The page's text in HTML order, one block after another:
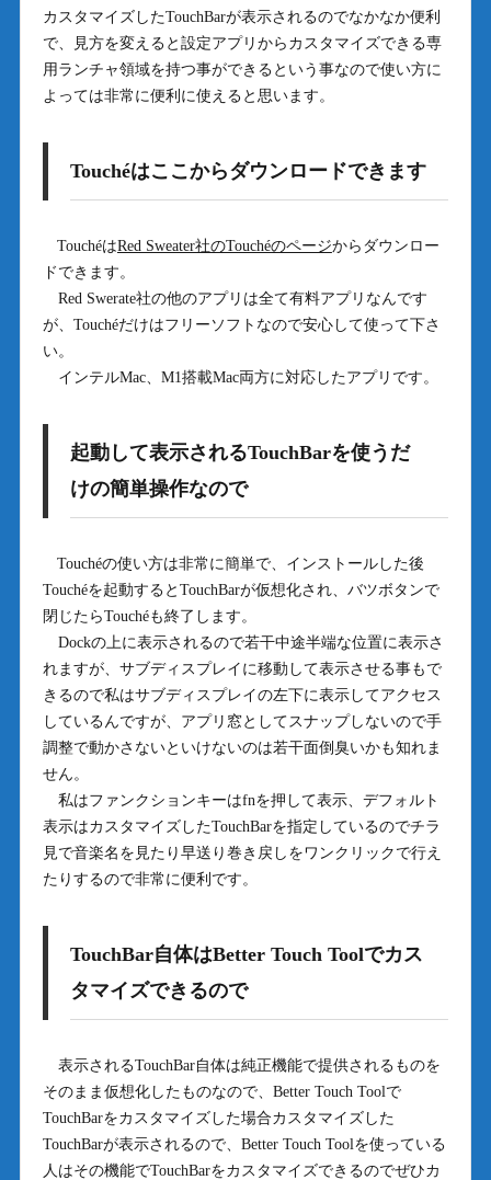
カスタマイズしたTouchBarが表示されるのでなかなか便利
で、見方を変えると設定アプリからカスタマイズできる専
用ランチャ領域を持つ事ができるという事なので使い方に
よっては非常に便利に使えると思います。
Touchéはここからダウンロードできます
TouchéはRed Sweater社のTouchéのページからダウンロー
ドできます。
Red Swerate社の他のアプリは全て有料アプリなんです
が、Touchéだけはフリーソフトなので安心して使って下さ
い。
インテルMac、M1搭載Mac両方に対応したアプリです。
起動して表示されるTouchBarを使うだ
けの簡単操作なので
Touchéの使い方は非常に簡単で、インストールした後
Touchéを起動するとTouchBarが仮想化され、バツボタンで
閉じたらTouchéも終了します。
Dockの上に表示されるので若干中途半端な位置に表示さ
れますが、サブディスプレイに移動して表示させる事もで
きるので私はサブディスプレイの左下に表示してアクセス
しているんですが、アプリ窓としてスナップしないので手
調整で動かさないといけないのは若干面倒臭いかも知れま
せん。
私はファンクションキーはfnを押して表示、デフォルト
表示はカスタマイズしたTouchBarを指定しているのでチラ
見で音楽名を見たり早送り巻き戻しをワンクリックで行え
たりするので非常に便利です。
TouchBar自体はBetter Touch Toolでカス
タマイズできるので
表示されるTouchBar自体は純正機能で提供されるものを
そのまま仮想化したものなので、Better Touch Toolで
TouchBarをカスタマイズした場合カスタマイズした
TouchBarが表示されるので、Better Touch Toolを使っている
人はその機能でTouchBarをカスタマイズできるのでぜひカ